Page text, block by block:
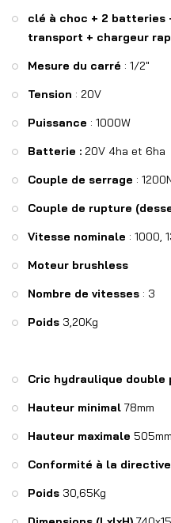
clé à choc + 2 batteries
transport + chargeur
Mesure du carré : 1/2″
Tension : 20V
Puissance : 1000W
Batterie : 20V 4ha et 6ha
Couple de serrage :
Couple de rupture
Vitesse nominale : 1000,
Moteur brushless
Nombre de vitesses : 3
Poids 3,20Kg
Cric hydraulique double
Hauteur minimal 78mm
Hauteur maximale 505mm
Conformité à la
Poids 30,65Kg